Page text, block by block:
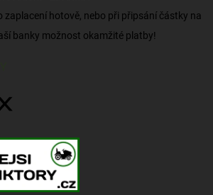
zaplacení hotově, nebo při připsání částky na
banky možnost okamžité platby!